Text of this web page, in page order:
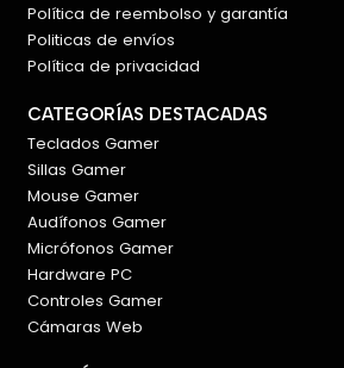
Política de reembolso y garantía
Politicas de envíos
Política de privacidad
CATEGORÍAS DESTACADAS
Teclados Gamer
Sillas Gamer
Mouse Gamer
Audífonos Gamer
Micrófonos Gamer
Hardware PC
Controles Gamer
Cámaras Web